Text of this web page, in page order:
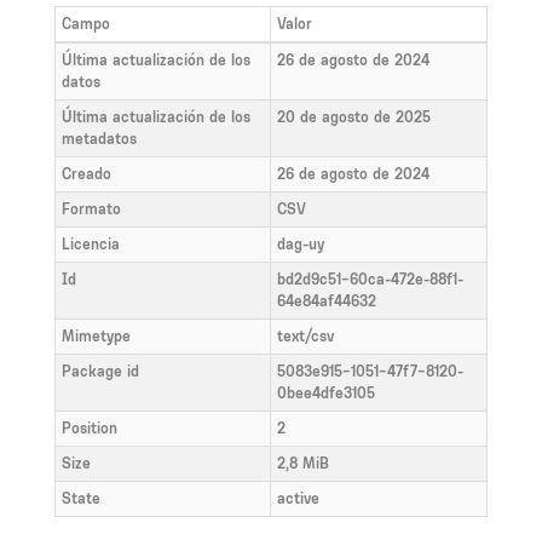
Campo
Valor
Última actualización de los
datos
26 de agosto de 2024
Última actualización de los
metadatos
20 de agosto de 2025
Creado
26 de agosto de 2024
Formato
CSV
Licencia
dag-uy
Id
bd2d9c51-60ca-472e-88f1-
64e84af44632
Mimetype
text/csv
Package id
5083e915-1051-47f7-8120-
0bee4dfe3105
Position
2
Size
2,8 MiB
State
active